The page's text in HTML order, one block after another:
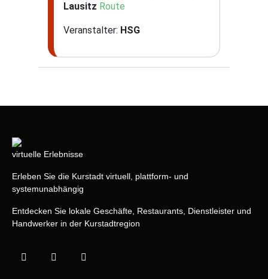
Lausitz Route
Veranstalter: HSG
virtuelle Erlebnisse
Erleben Sie die Kurstadt virtuell, plattform- und
systemunabhängig
Entdecken Sie lokale Geschäfte, Restaurants, Dienstleister und
Handwerker in der Kurstadtregion